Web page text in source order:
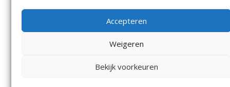
Accepteren
Weigeren
Bekijk voorkeuren
Vacatures
Voorwaarden
© De Heemsteder Uitgevers B.V.